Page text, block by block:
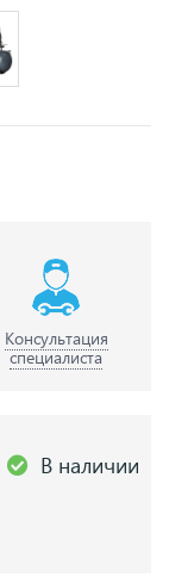
Консультация
специалиста
В наличии